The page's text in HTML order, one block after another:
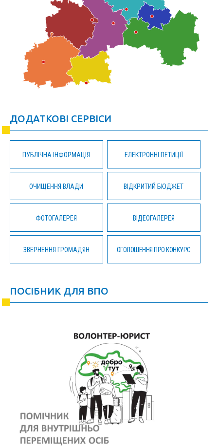
ДОДАТКОВІ СЕРВІСИ
ПУБЛІЧНА ІНФОРМАЦІЯ ЕЛЕКТРОННІ ПЕТИЦІЇ
ОЧИЩЕННЯ ВЛАДИ ВІДКРИТИЙ БЮДЖЕТ
ФОТОГАЛЕРЕЯ ВІДЕОГАЛЕРЕЯ
ЗВЕРНЕННЯ ГРОМАДЯН ОГОЛОШЕННЯ ПРО КОНКУРС
ПОСІБНИК ДЛЯ ВПО